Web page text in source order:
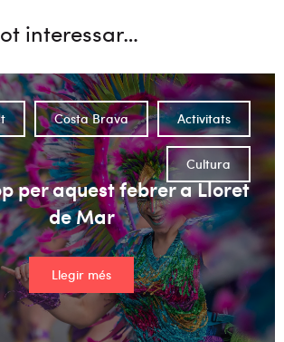
interessar…
per aquest febrer a Lloret
de Mar
Llegir més
Activitats
Costa Brava
Cultura